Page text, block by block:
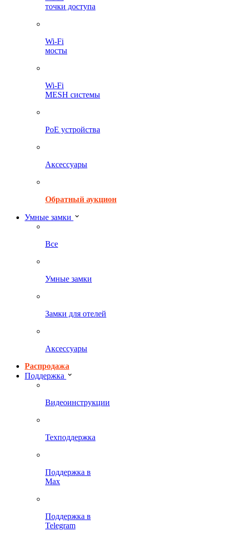
точки доступа
Wi-Fi
мосты
Wi-Fi
MESH системы
PoE устройства
Аксессуары
Обратный аукцион
Умные замки
Все
Умные замки
Замки для отелей
Аксессуары
Распродажа
Поддержка
Видеоинструкции
Техподдержка
Поддержка в
Max
Поддержка в
Telegram